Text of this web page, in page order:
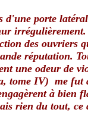
porte
des ouvriers
réputation.
une odeur de
tome IV) me fut
à bien
rien du tout, ce